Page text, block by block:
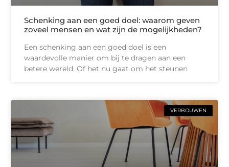
Schenking aan een goed doel: waarom geven
zoveel mensen en wat zijn de mogelijkheden?
Een schenking aan een goed doel is een
waardevolle manier om bij te dragen aan een
betere wereld. Of het nu gaat om het steunen
VERBOUWEN